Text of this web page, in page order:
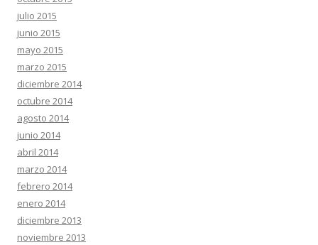
julio 2015
junio 2015
mayo 2015
marzo 2015
diciembre 2014
octubre 2014
agosto 2014
junio 2014
abril 2014
marzo 2014
febrero 2014
enero 2014
diciembre 2013
noviembre 2013